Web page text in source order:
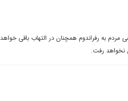
به رفراندوم همچنان در التهاب باقی خواهد
نخواهد رفت.